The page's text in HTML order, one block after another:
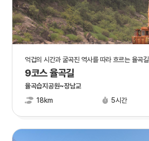
억겁의 시간과 굴곡진 역사를 따라 흐르는 율곡길
9코스 율곡길
율곡습지공원~장남교
18km
5시간